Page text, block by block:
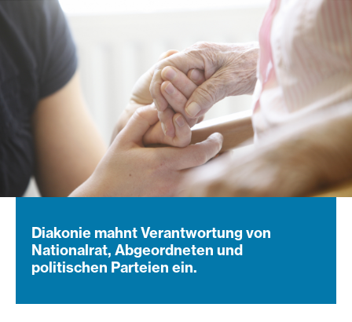
Diakonie mahnt Verantwortung von
Nationalrat, Abgeordneten und
politischen Parteien ein.